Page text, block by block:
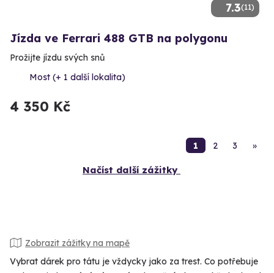
7.3(11)
Jízda ve Ferrari 488 GTB na polygonu
Prožijte jízdu svých snů
Most (+ 1 další lokalita)
4 350 Kč
1 2 3 »
Načíst další zážitky
Zobrazit zážitky na mapě
Vybrat dárek pro tátu je vždycky jako za trest. Co potřebuje